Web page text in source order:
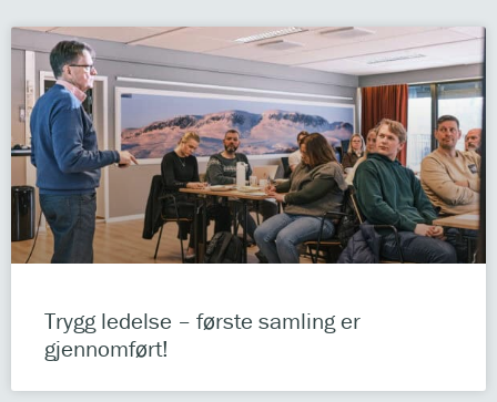
Trygg ledelse – første samling er
gjennomført!